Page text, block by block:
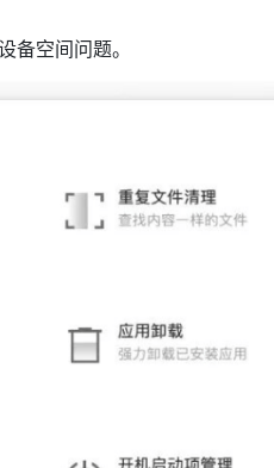
空间问题。